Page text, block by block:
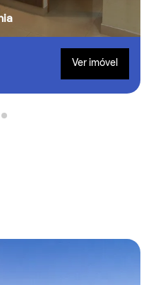
Ver imóvel